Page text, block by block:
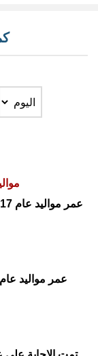
مواليد 1417 كم
عمر مواليد عام 1417 الذين ولدوا
عمر مواليد عام 1417 الذين